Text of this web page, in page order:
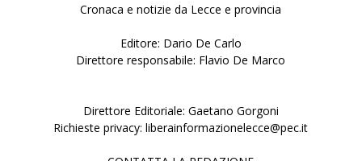
Cronaca e notizie da Lecce e provincia
Editore: Dario De Carlo
Direttore responsabile: Flavio De Marco
Direttore Editoriale: Gaetano Gorgoni
Richieste privacy: liberainformazionelecce@pec.it